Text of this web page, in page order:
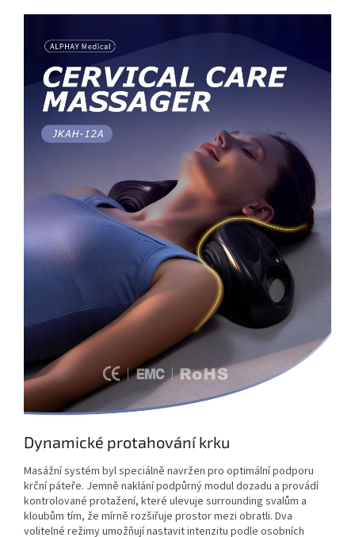
Dynamické protahování krku
Masážní systém byl speciálně navržen pro optimální podporu
krční páteře. Jemně naklání podpůrný modul dozadu a provádí
kontrolované protažení, které ulevuje surrounding svalům a
kloubům tím, že mírně rozšiřuje prostor mezi obratli. Dva
volitelné režimy umožňují nastavit intenzitu podle osobních